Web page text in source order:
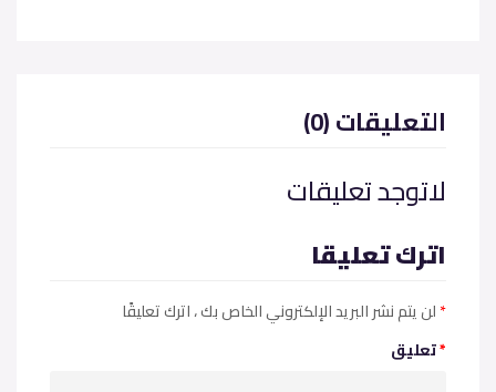
(0) التعليقات
لاتوجد تعليقات
اترك تعليقا
لن يتم نشر البريد الإلكتروني الخاص بك*
*